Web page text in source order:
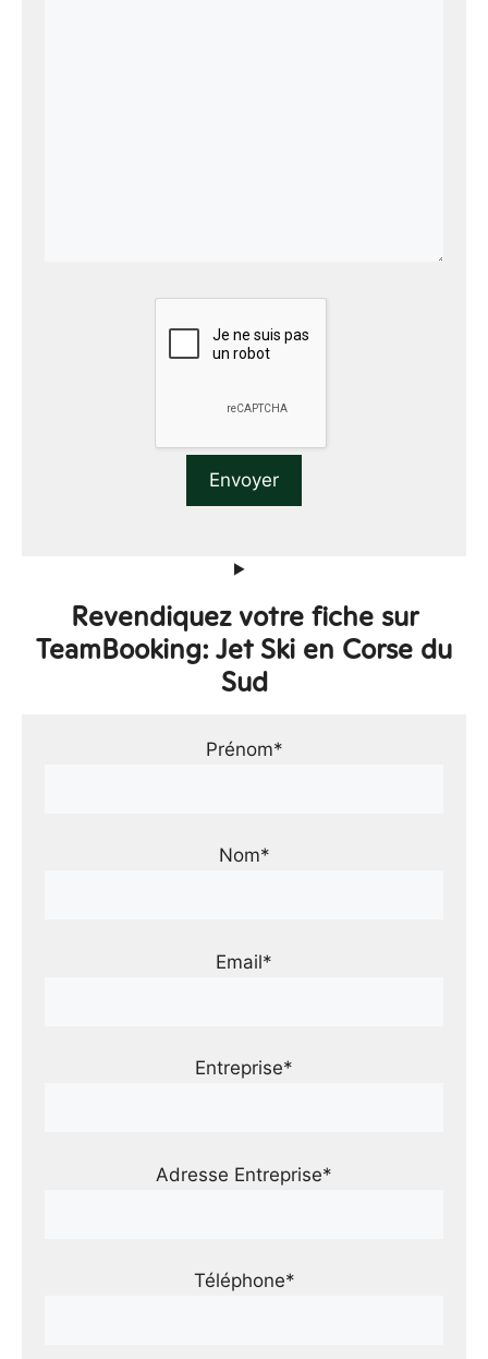
Revendiquez votre fiche sur
TeamBooking: Jet Ski en Corse du
Sud
Prénom*
Nom*
Email*
Entreprise*
Adresse Entreprise*
Téléphone*